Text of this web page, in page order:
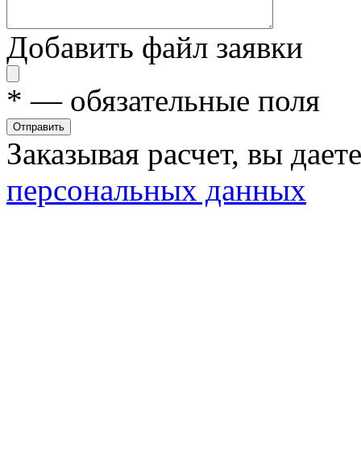
Добавить файл заявки
* — обязательные поля
Отправить
Заказывая расчет, вы
персональных данных